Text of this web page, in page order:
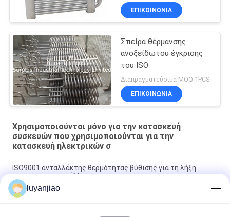
ΕΠΙΚΟΙΝΩΝΙΑ
Σπείρα θέρμανσης
ανοξείδωτου έγκρισης
του ISO
Διαπραγματεύσιμα MOQ:1PCS
ΕΠΙΚΟΙΝΩΝΙΑ
Χρησιμοποιούνται μόνο για την κατασκευή
συσκευών που χρησιμοποιούνται για την
κατασκευή ηλεκτρικών σ
ISO9001 ανταλλάκτης θερμότητας βύθισης για τη λήξη
παστώματος μετάλλων
Υψηλός ανταλλάκτης θερμότητας ευελιξίας PTFE έγκρισης
CE, θερμοσίφωνας σπειρών βύθισης
luyanjiao